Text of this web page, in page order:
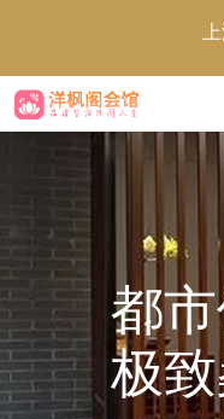
都
极